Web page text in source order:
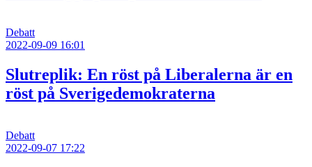
Debatt
2022-09-09 16:01
Slutreplik: En röst på Liberalerna är en
röst på Sverigedemokraterna
Debatt
2022-09-07 17:22